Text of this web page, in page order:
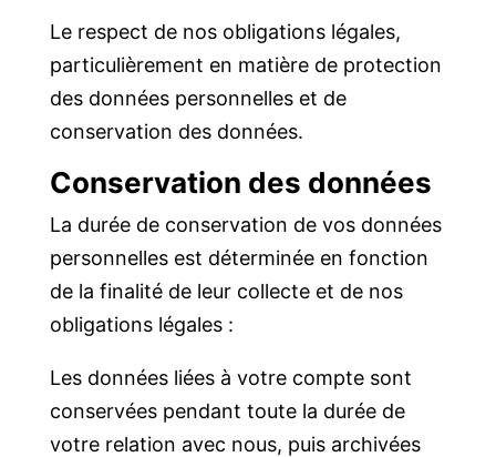
Le respect de nos obligations légales,
particulièrement en matière de protection
des données personnelles et de
conservation des données.
Conservation des données
La durée de conservation de vos données
personnelles est déterminée en fonction
de la finalité de leur collecte et de nos
obligations légales :
Les données liées à votre compte sont
conservées pendant toute la durée de
votre relation avec nous, puis archivées